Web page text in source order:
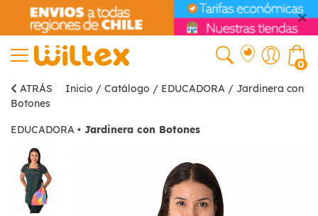
0
ATRÁS
Inicio / Catálogo / EDUCADORA / Jardinera con
Botones
EDUCADORA • Jardinera con Botones